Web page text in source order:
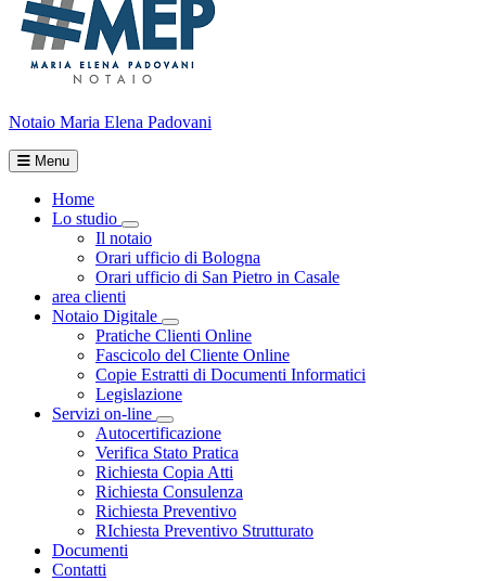
Notaio Maria Elena Padovani
Menu
Home
Lo studio
Visualizza menù di secondo livello
Il notaio
Orari ufficio di Bologna
Orari ufficio di San Pietro in Casale
area clienti
Notaio Digitale
Visualizza menù di secondo livello
Pratiche Clienti Online
Fascicolo del Cliente Online
Copie Estratti di Documenti Informatici
Legislazione
Servizi on-line
Visualizza menù di secondo livello
Autocertificazione
Verifica Stato Pratica
Richiesta Copia Atti
Richiesta Consulenza
Richiesta Preventivo
RIchiesta Preventivo Strutturato
Documenti
Contatti